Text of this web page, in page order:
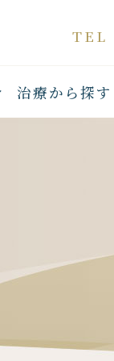
TEL
治療から探す